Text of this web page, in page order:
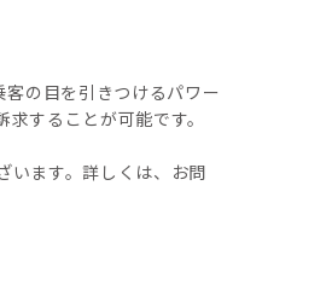
の目を引きつけるパワー
することが可能です。
います。詳しくは、お問